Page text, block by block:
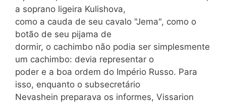
a soprano ligeira Kulishova,
como a cauda de seu cavalo "Jema", como o
botão de seu pijama de
dormir, o cachimbo não podia ser simplesmente
um cachimbo: devia representar o
poder e a boa ordem do Império Russo. Para
isso, enquanto o subsecretário
Nevashein preparava os informes, Vissarion